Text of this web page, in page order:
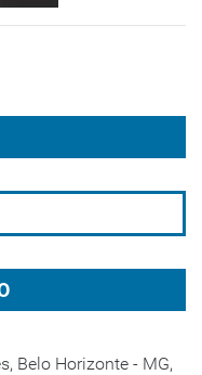
Belo Horizonte - MG,